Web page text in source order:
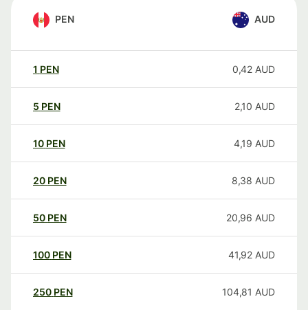
PEN AUD
1 PEN 0,42 AUD
5 PEN 2,10 AUD
10 PEN 4,19 AUD
20 PEN 8,38 AUD
50 PEN 20,96 AUD
100 PEN 41,92 AUD
250 PEN 104,81 AUD